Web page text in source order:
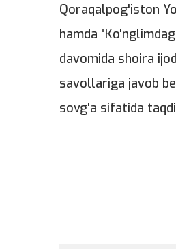
Qoraqalpog'iston
hamda
davomida shoira
savollariga javob
sovg'a sifatida